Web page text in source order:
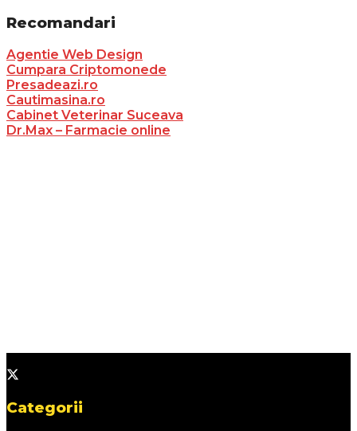
Recomandari
Agentie Web Design
Cumpara Criptomonede
Presadeazi.ro
Cautimasina.ro
Cabinet Veterinar Suceava
Dr.Max – Farmacie online
Categorii